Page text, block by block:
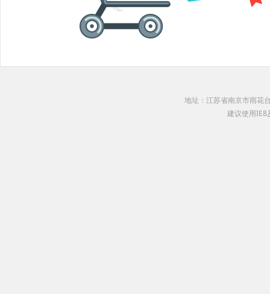
地址：江苏省南京市雨花
建议使用IE8